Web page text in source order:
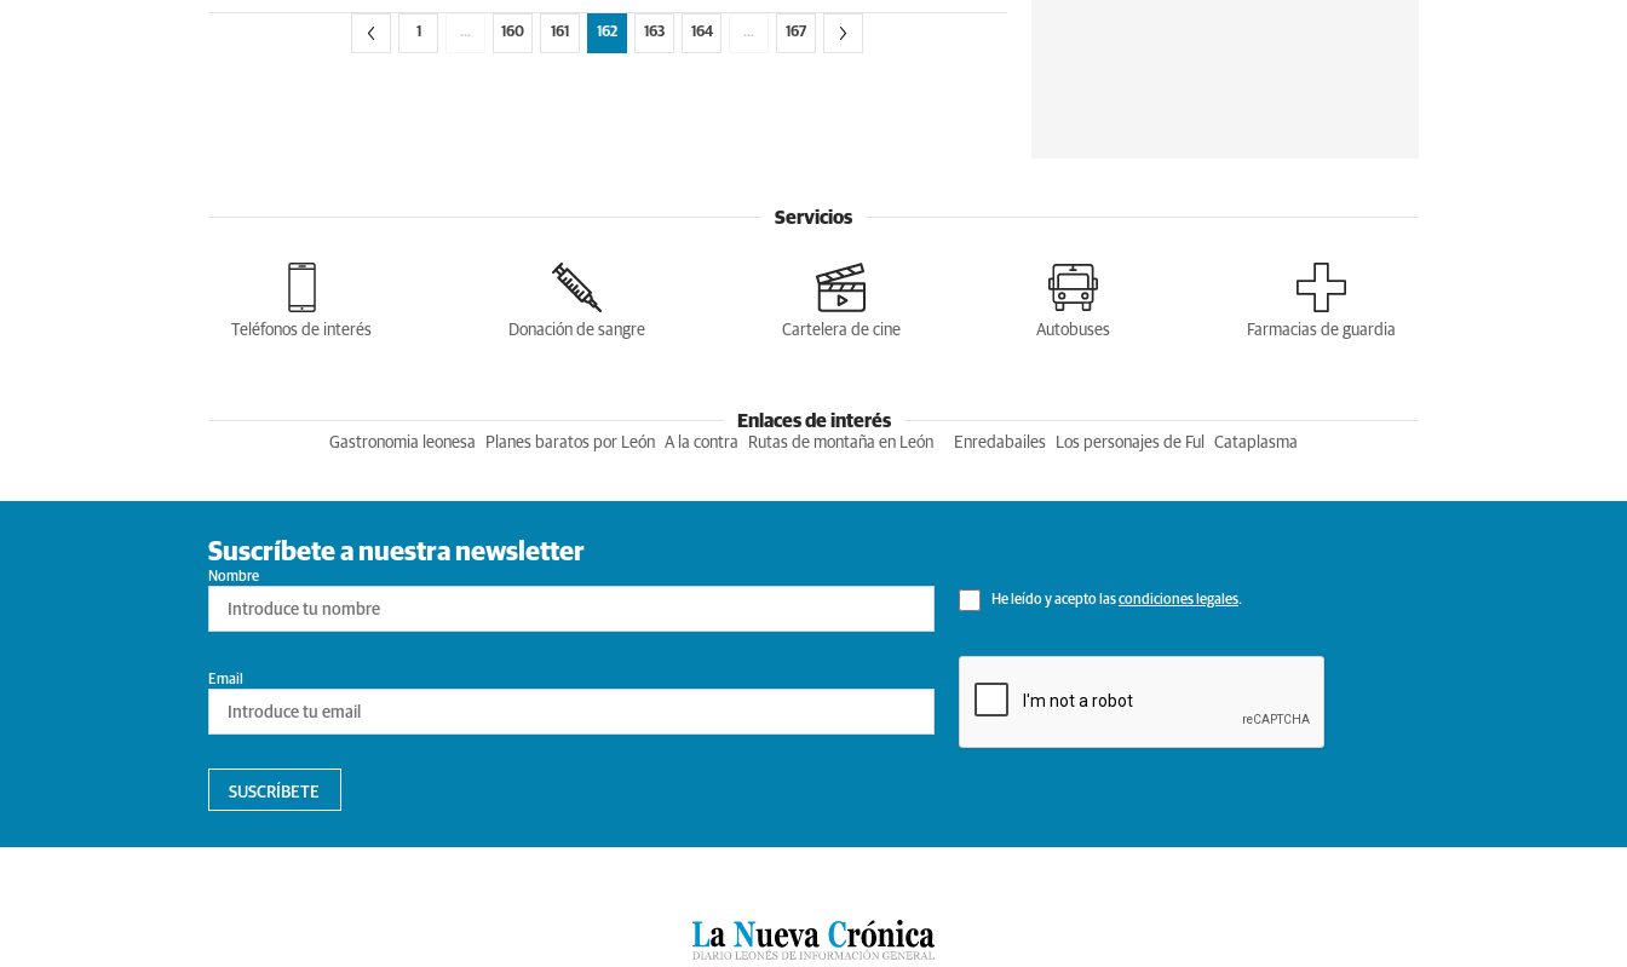
1 … 160 161 162 163 164 … 167
Servicios
Teléfonos de interés Donación de sangre Cartelera de cine Autobuses Farmacias de guardia
Enlaces de interés
Gastronomia leonesa Planes baratos por León A la contra Rutas de montaña en León Enredabailes Los personajes de Ful Cataplasma
Suscríbete a nuestra newsletter
Nombre
He leído y acepto lascondiciones legales.
Email
SUSCRÍBETE